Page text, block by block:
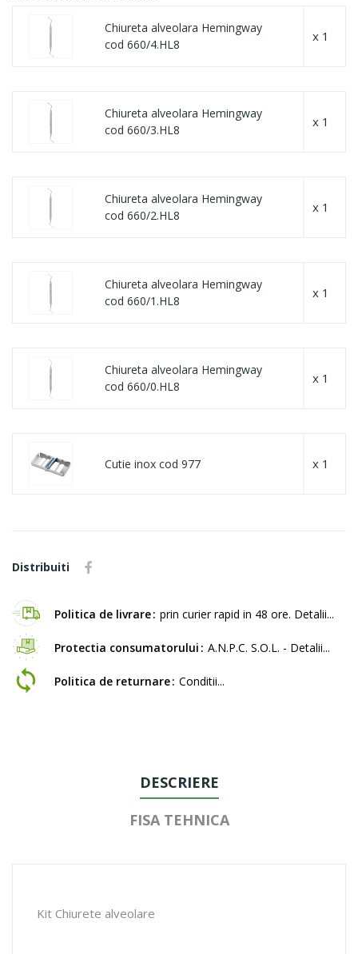
Chiureta alveolara Hemingway
cod 660/4.HL8
x 1
Chiureta alveolara Hemingway
cod 660/3.HL8
x 1
Chiureta alveolara Hemingway
cod 660/2.HL8
x 1
Chiureta alveolara Hemingway
cod 660/1.HL8
x 1
Chiureta alveolara Hemingway
cod 660/0.HL8
x 1
Cutie inox cod 977 x 1
Distribuiti
Politica de livrare prin curier rapid in 48 ore. Detalii...
Protectia consumatorului A.N.P.C. S.O.L. - Detalii...
Politica de returnare Conditii...
DESCRIERE
FISA TEHNICA
Kit Chiurete alveolare